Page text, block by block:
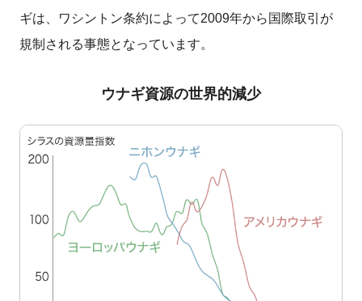
ギは、ワシントン条約によって2009年から国際取引が
規制される事態となっています。
ウナギ資源の世界的減少